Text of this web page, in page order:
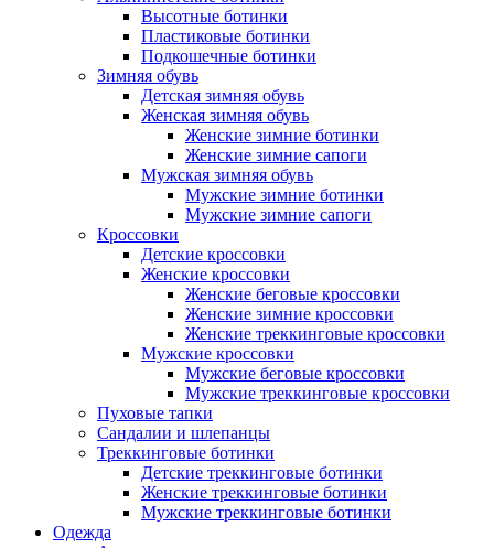
Высотные ботинки
Пластиковые ботинки
Подкошечные ботинки
Зимняя обувь
Детская зимняя обувь
Женская зимняя обувь
Женские зимние ботинки
Женские зимние сапоги
Мужская зимняя обувь
Мужские зимние ботинки
Мужские зимние сапоги
Кроссовки
Детские кроссовки
Женские кроссовки
Женские беговые кроссовки
Женские зимние кроссовки
Женские треккинговые кроссовки
Мужские кроссовки
Мужские беговые кроссовки
Мужские треккинговые кроссовки
Пуховые тапки
Сандалии и шлепанцы
Треккинговые ботинки
Детские треккинговые ботинки
Женские треккинговые ботинки
Мужские треккинговые ботинки
Одежда